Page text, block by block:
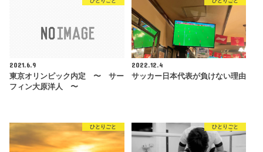
2021.6.9
東京オリンピック内定 〜 サー
フィン大原洋人 〜
2022.12.4
サッカー日本代表が負けない理由
ひとりごと ひとりごと